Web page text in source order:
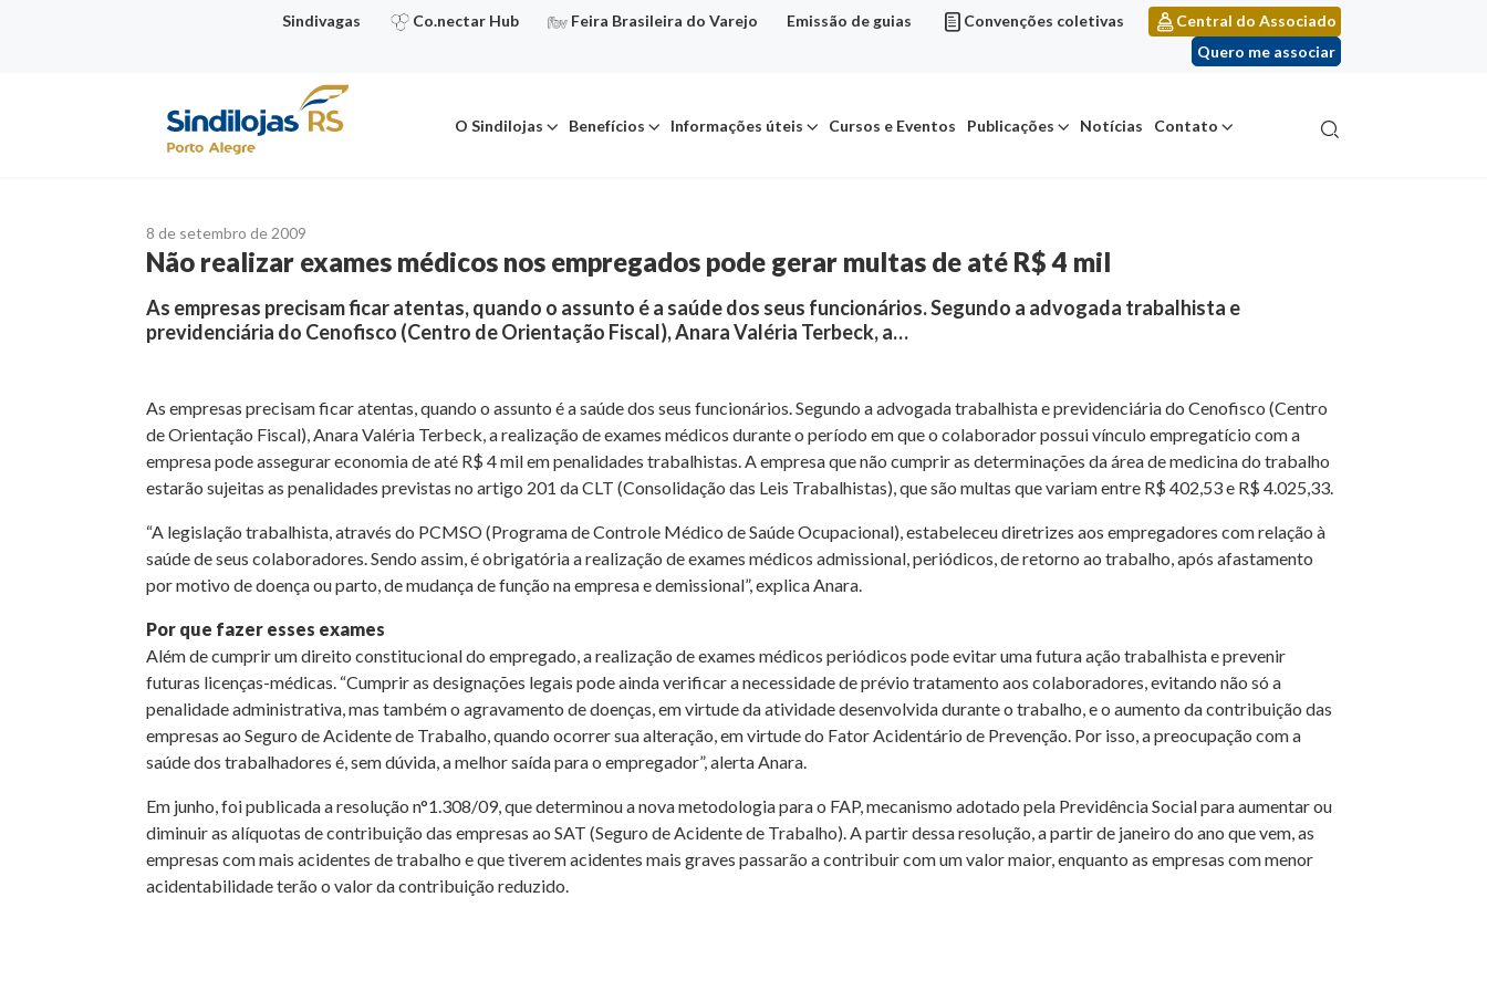
Sindivagas Co.nectar Hub Feira Brasileira do Varejo Emissão de guias Convenções coletivas
Central do Associado
Quero me associar
O Sindilojas Benefícios Informações úteis Cursos e Eventos Publicações Notícias Contato
8 de setembro de 2009
Não realizar exames médicos nos empregados pode gerar multas de até R$ 4 mil
As empresas precisam ficar atentas, quando o assunto é a saúde dos seus funcionários. Segundo a advogada trabalhista e
previdenciária do Cenofisco (Centro de Orientação Fiscal), Anara Valéria Terbeck, a…
As empresas precisam ficar atentas, quando o assunto é a saúde dos seus funcionários. Segundo a advogada trabalhista e previdenciária do Cenofisco (Centro
de Orientação Fiscal), Anara Valéria Terbeck, a realização de exames médicos durante o período em que o colaborador possui vínculo empregatício com a
empresa pode assegurar economia de até R$ 4 mil em penalidades trabalhistas. A empresa que não cumprir as determinações da área de medicina do trabalho
estarão sujeitas as penalidades previstas no artigo 201 da CLT (Consolidação das Leis Trabalhistas), que são multas que variam entre R$ 402,53 e R$ 4.025,33.
“A legislação trabalhista, através do PCMSO (Programa de Controle Médico de Saúde Ocupacional), estabeleceu diretrizes aos empregadores com relação à
saúde de seus colaboradores. Sendo assim, é obrigatória a realização de exames médicos admissional, periódicos, de retorno ao trabalho, após afastamento
por motivo de doença ou parto, de mudança de função na empresa e demissional”, explica Anara.
Por que fazer esses exames
Além de cumprir um direito constitucional do empregado, a realização de exames médicos periódicos pode evitar uma futura ação trabalhista e prevenir
futuras licenças-médicas. “Cumprir as designações legais pode ainda verificar a necessidade de prévio tratamento aos colaboradores, evitando não só a
penalidade administrativa, mas também o agravamento de doenças, em virtude da atividade desenvolvida durante o trabalho, e o aumento da contribuição das
empresas ao Seguro de Acidente de Trabalho, quando ocorrer sua alteração, em virtude do Fator Acidentário de Prevenção. Por isso, a preocupação com a
saúde dos trabalhadores é, sem dúvida, a melhor saída para o empregador”, alerta Anara.
Em junho, foi publicada a resolução n°1.308/09, que determinou a nova metodologia para o FAP, mecanismo adotado pela Previdência Social para aumentar ou
diminuir as alíquotas de contribuição das empresas ao SAT (Seguro de Acidente de Trabalho). A partir dessa resolução, a partir de janeiro do ano que vem, as
empresas com mais acidentes de trabalho e que tiverem acidentes mais graves passarão a contribuir com um valor maior, enquanto as empresas com menor
acidentabilidade terão o valor da contribuição reduzido.